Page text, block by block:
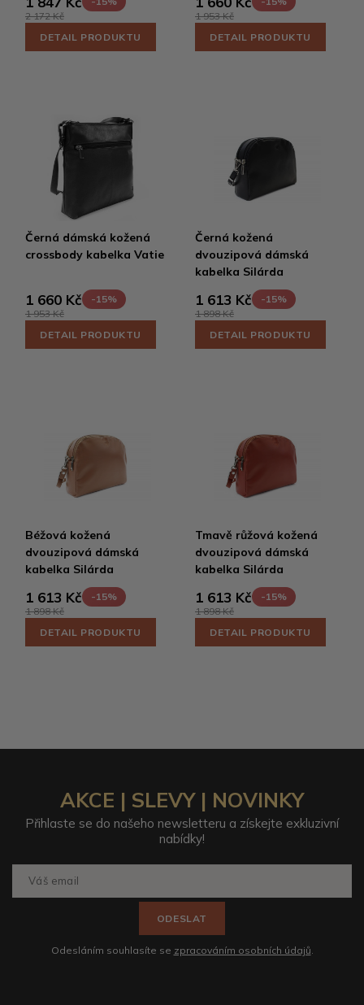
2 172 Kč
DETAIL PRODUKTU
1 953 Kč
DETAIL PRODUKTU
Černá dámská kožená
crossbody kabelka Vatie
1 660 Kč
-15%
1 953 Kč
DETAIL PRODUKTU
Černá kožená
dvouzipová dámská
kabelka Silárda
1 613 Kč
-15%
1 898 Kč
DETAIL PRODUKTU
Béžová kožená
dvouzipová dámská
kabelka Silárda
1 613 Kč
-15%
1 898 Kč
DETAIL PRODUKTU
Tmavě růžová kožená
dvouzipová dámská
kabelka Silárda
1 613 Kč
-15%
1 898 Kč
DETAIL PRODUKTU
AKCE | SLEVY | NOVINKY
Přihlaste se do našeho newsletteru a získejte exkluzivní
nabídky!
ODESLAT
Odesláním souhlasíte se zpracováním osobních údajů